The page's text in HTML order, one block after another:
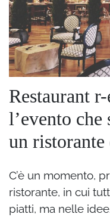
Restaurant
l’evento che
un ristorante
C’è un momento,
ristorante, in cui
piatti, ma nelle